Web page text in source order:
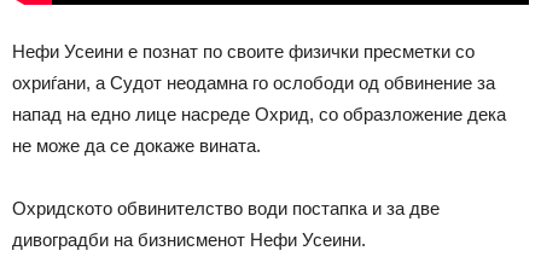
Нефи Усеини е познат по своите физички пресметки со
охриѓани, а Судот неодамна го ослободи од обвинение за
напад на едно лице насреде Охрид, со образложение дека
не може да се докаже вината.
Охридското обвинителство води постапка и за две
дивоградби на бизнисменот Нефи Усеини.